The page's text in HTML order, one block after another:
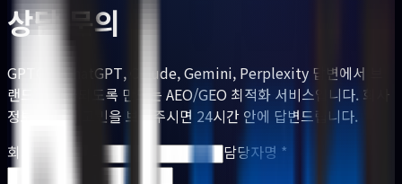
상담 문의
GPTO는 ChatGPT, Claude, Gemini, Perplexity 답변에서 브
랜드가 언급되도록 만드는 AEO/GEO 최적화 서비스입니다. 회사
정보와 현재 고민을 보내주시면 24시간 안에 답변드립니다.
회사명 *
담당자명 *